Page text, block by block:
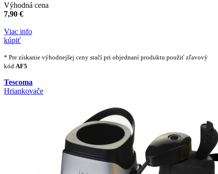
Výhodná cena
7,90 €
Viac info
kúpiť
* Pre získanie výhodnejšej ceny stačí pri objednaní produktu použiť zľavový
kód AF5
Tescoma
Hriankovače